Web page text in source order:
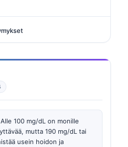
Alle 100 mg/dL on monille
mutta 190 mg/dL tai
usein hoidon ja